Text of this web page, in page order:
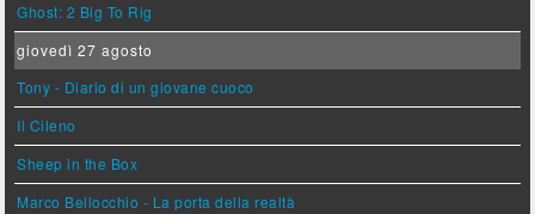
Ghost: 2 Big To Rig
giovedì 27 agosto
Tony - Diario di un giovane cuoco
Il Cileno
Sheep in the Box
Marco Bellocchio - La porta della realtà